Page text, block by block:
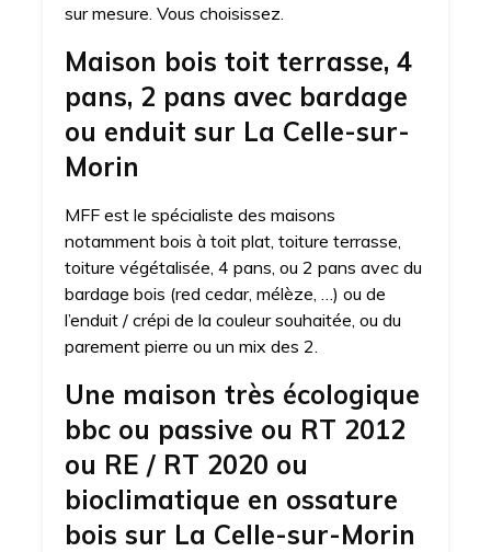
sur mesure. Vous choisissez.
Maison bois toit terrasse, 4
pans, 2 pans avec bardage
ou enduit sur La Celle-sur-
Morin
MFF est le spécialiste des maisons
notamment bois à toit plat, toiture terrasse,
toiture végétalisée, 4 pans, ou 2 pans avec du
bardage bois (red cedar, mélèze, …) ou de
l’enduit / crépi de la couleur souhaitée, ou du
parement pierre ou un mix des 2.
Une maison très écologique
bbc ou passive ou RT 2012
ou RE / RT 2020 ou
bioclimatique en ossature
bois sur La Celle-sur-Morin